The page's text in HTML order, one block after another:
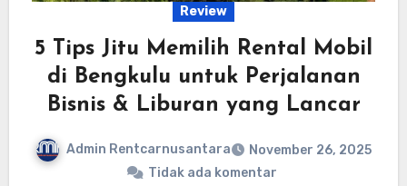
Review
5 Tips Jitu Memilih Rental Mobil
di Bengkulu untuk Perjalanan
Bisnis & Liburan yang Lancar
Admin Rentcarnusantara
November 26, 2025
Tidak ada komentar